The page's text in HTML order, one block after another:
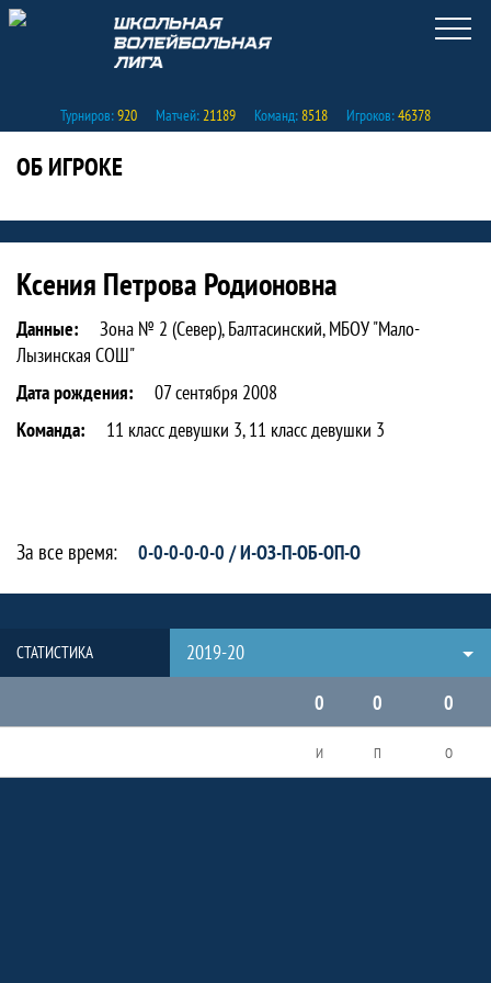
Турниров:920 Матчей:21189 Команд:8518 Игроков:46378
ОБ ИГРОКЕ
Статистика игрока Ксения Петрова
Ксения Петрова Родионовна
Данные:
Зона № 2 (Север), Балтасинский, МБОУ "Мало-
Лызинская СОШ"
Дата рождения:
07 сентября 2008
Команда:
11 класс девушки 3, 11 класс девушки 3
За все время: 0-0-0-0-0-0 / И-ОЗ-П-ОБ-ОП-О
СТАТИСТИКА
2019-20
0
0 0
И П О